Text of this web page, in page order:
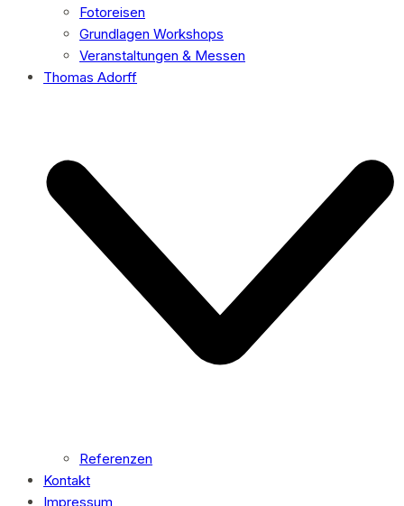
Fotoreisen
Grundlagen Workshops
Veranstaltungen & Messen
Thomas Adorff
Referenzen
Kontakt
Impressum